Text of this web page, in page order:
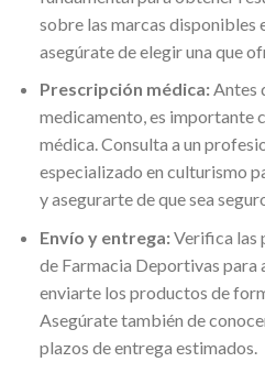
sobre las marcas disponibles
asegúrate de elegir una que
Prescripción médica:Antes
medicamento, es importante
médica. Consulta a un
especializado en culturismo
y asegurarte de que sea
Envío y entrega:Verifica las
de Farmacia Deportivas para
enviarte los productos de
Asegúrate también de
plazos de entrega estimados.